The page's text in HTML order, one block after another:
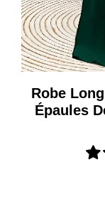
Robe
Épaules